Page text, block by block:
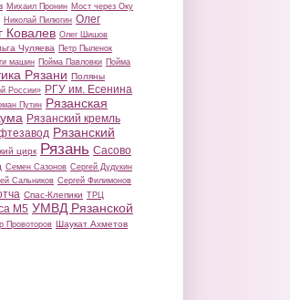
Михаил Пронин Мост через Оку
Николай Пилюгин Олег
Ковалев Олег Шишов
Чуляева Петр Пыленок
машин Пойма Павловки Пойма
Рязани Поляны
России» РГУ им. Есенина
Путин Рязанская
Рязанский кремль
Рязанский
цирк Рязань Сасово
Семен Сазонов Сергей Дудукин
Сальников Сергей Филимонов
Спас-Клепики ТРЦ
М5 УМВД Рязанской
Провоторов Шаукат Ахметов